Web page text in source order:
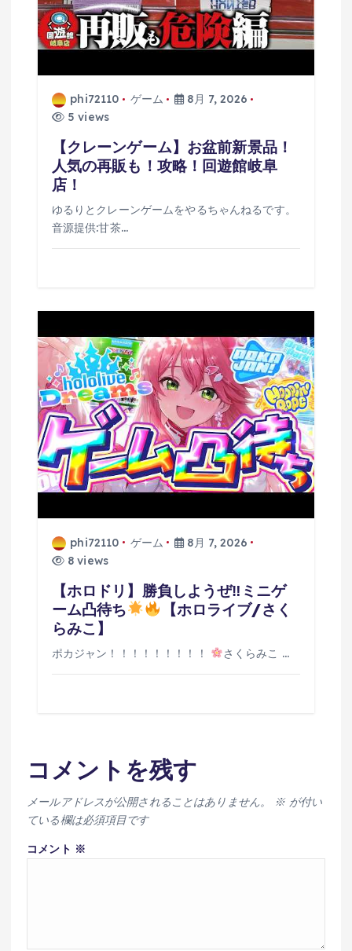
phi72110 ゲーム
8月 7, 2026
5 views
【クレーンゲーム】お盆前新景品！
人気の再販も！攻略！回遊館岐阜
店！
ゆるりとクレーンゲームをやるちゃんねるです。
音源提供:甘茶…
phi72110 ゲーム
8月 7, 2026
8 views
【ホロドリ】勝負しようぜ‼ミニゲ
ーム凸待ち
【ホロライブ/さく
らみこ】
ポカジャン！！！！！！！！！ さくらみこ …
コメントを残す
メールアドレスが公開されることはありません。 ※が付い
ている欄は必須項目です
コメント ※